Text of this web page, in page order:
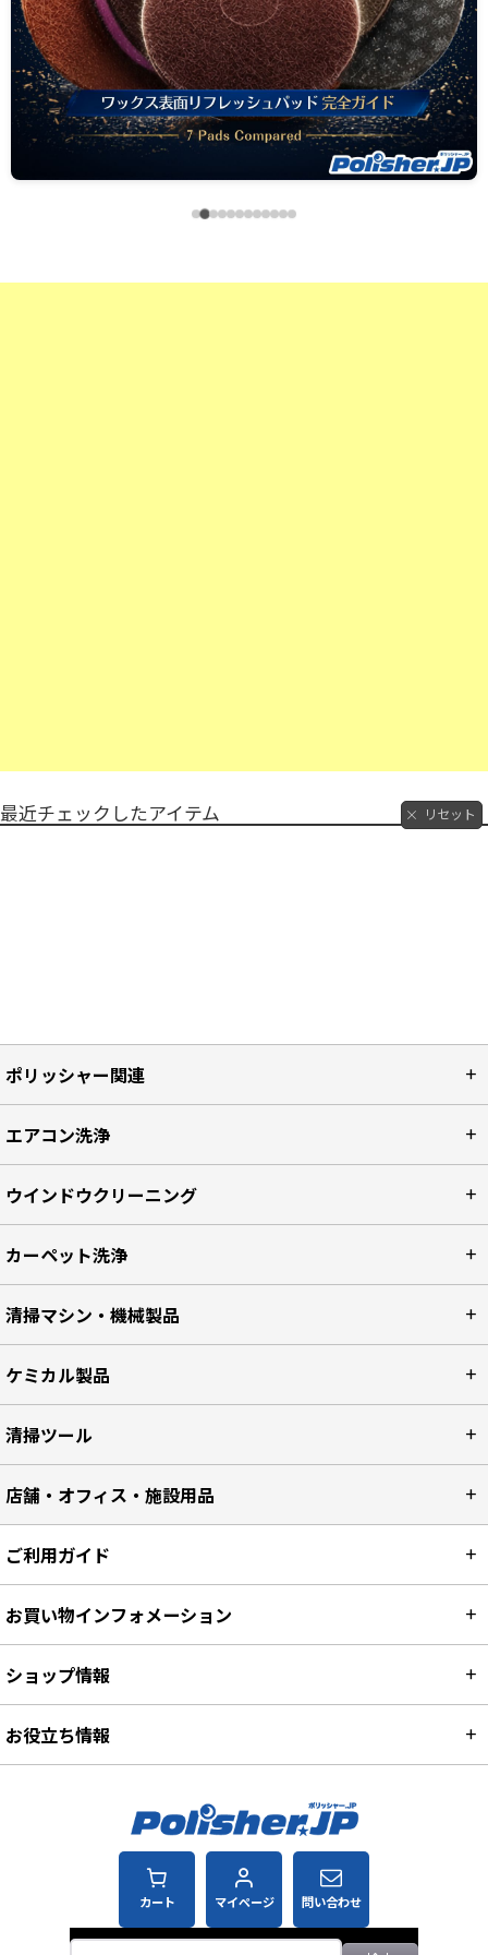
最近チェックしたアイテム リセット
ポリッシャー関連
エアコン洗浄
ウインドウクリーニング
カーペット洗浄
清掃マシン・機械製品
ケミカル製品
清掃ツール
店舗・オフィス・施設用品
カート マイページ 問い合わせ
ご利用ガイド
お買い物インフォメーション
ショップ情報
お役立ち情報